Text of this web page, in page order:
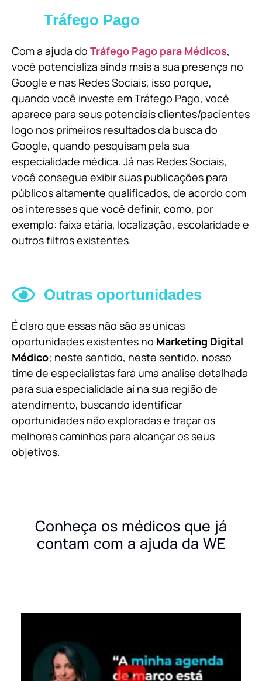
Tráfego Pago
Com a ajuda do Tráfego Pago para Médicos,
você potencializa ainda mais a sua presença no
Google e nas Redes Sociais, isso porque,
quando você investe em Tráfego Pago, você
aparece para seus potenciais clientes/pacientes
logo nos primeiros resultados da busca do
Google, quando pesquisam pela sua
especialidade médica. Já nas Redes Sociais,
você consegue exibir suas publicações para
públicos altamente qualificados, de acordo com
os interesses que você definir, como, por
exemplo: faixa etária, localização, escolaridade e
outros filtros existentes.
Outras oportunidades
É claro que essas não são as únicas
oportunidades existentes no Marketing Digital
Médico; neste sentido, neste sentido, nosso
time de especialistas fará uma análise detalhada
para sua especialidade aí na sua região de
atendimento, buscando identificar
oportunidades não exploradas e traçar os
melhores caminhos para alcançar os seus
objetivos.
Conheça os médicos que já
contam com a ajuda da WE